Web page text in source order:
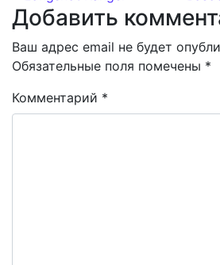
Добавить
Ваш адрес email не будет
Обязательные поля помечены *
Комментарий *